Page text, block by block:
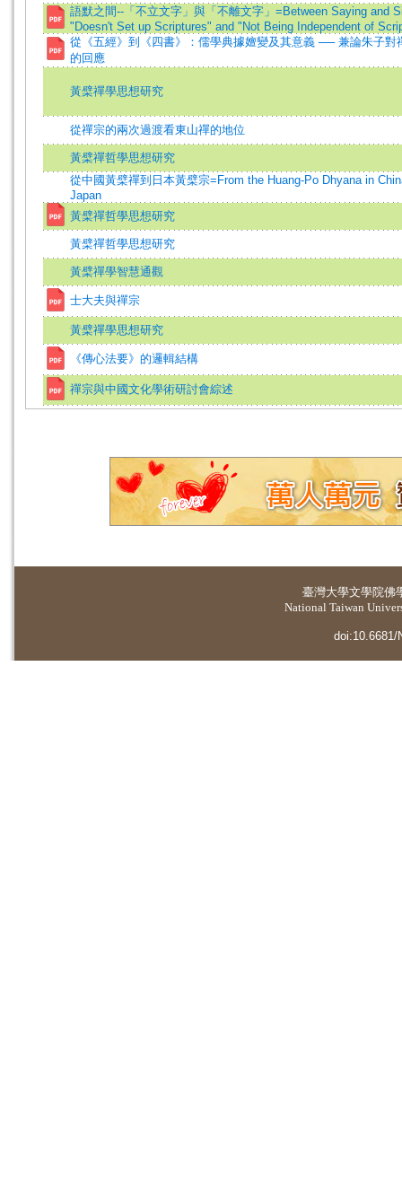
語默之間--「不立文字」與「不離文字」=Between Saying and
"Doesn't Set up Scriptures" and "Not Being Independent of
從《五經》到《四書》：儒學典據嬗變及其意義 ── 兼論朱子對
的回應
黃檗禪學思想研究
從禪宗的兩次過渡看東山禪的地位
黃檗禪哲學思想研究
從中國黃檗禪到日本黃檗宗=From the Huang-Po Dhyana in
Japan
黃檗禪哲學思想研究
黃檗禪哲學思想研究
黃檗禪學智慧通觀
士大夫與禪宗
黃檗禪學思想研究
《傳心法要》的邏輯結構
禪宗與中國文化學術研討會綜述
臺灣大學文學院佛
National Taiwan
doi:10.6681/